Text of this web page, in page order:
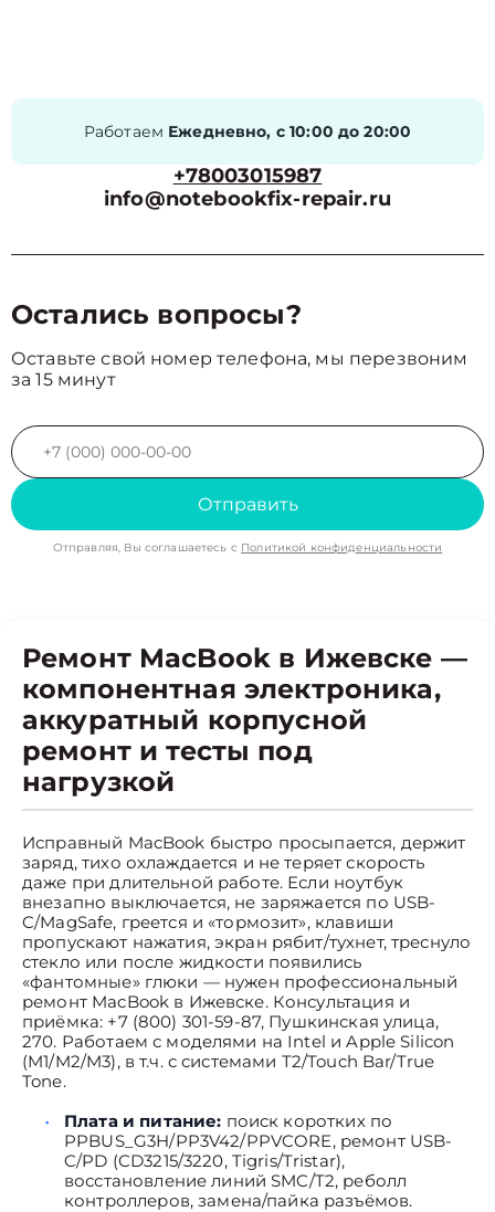
Работаем Ежедневно, с 10:00 до 20:00
+78003015987
info@notebookfix-repair.ru
Остались вопросы?
Оставьте свой номер телефона, мы перезвоним
за 15 минут
Отправить
Отправляя, Вы соглашаетесь с Политикой конфиденциальности
Ремонт MacBook в Ижевске —
компонентная электроника,
аккуратный корпусной
ремонт и тесты под
нагрузкой
Исправный MacBook быстро просыпается, держит
заряд, тихо охлаждается и не теряет скорость
даже при длительной работе. Если ноутбук
внезапно выключается, не заряжается по USB-
C/MagSafe, греется и «тормозит», клавиши
пропускают нажатия, экран рябит/тухнет, треснуло
стекло или после жидкости появились
«фантомные» глюки — нужен профессиональный
ремонт MacBook в Ижевске. Консультация и
приёмка: +7 (800) 301-59-87, Пушкинская улица,
270. Работаем с моделями на Intel и Apple Silicon
(M1/M2/M3), в т.ч. с системами T2/Touch Bar/True
Tone.
Плата и питание: поиск коротких по
PPBUS_G3H/PP3V42/PPVCORE, ремонт USB-
C/PD (CD3215/3220, Tigris/Tristar),
восстановление линий SMC/T2, реболл
контроллеров, замена/пайка разъёмов.